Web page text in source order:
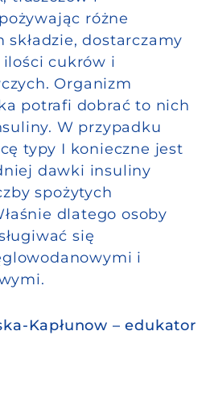
różne
dostarczamy
cukrów i
Organizm
potrafi dobrać to nich
W przypadku
typy I konieczne jest
dawki insuliny
spożytych
dlatego osoby
się
i
Kapłunow – edukator